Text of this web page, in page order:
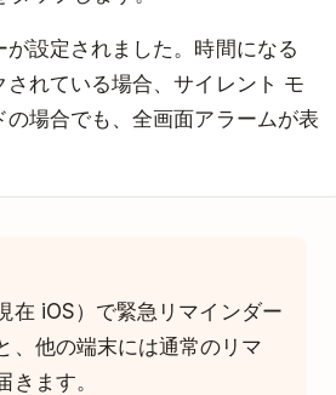
が設定されました。時間になる
されている場合、サイレント モ
の場合でも、全画面アラームが表
在 iOS）で緊急リマインダー
、他の端末には通常のリマ
きます。